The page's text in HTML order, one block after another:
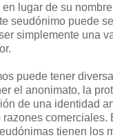
lugar de su
seudónimo puede
simplemente una
puede tener
el anonimato, la
de una identidad
comerciales.
tienen los